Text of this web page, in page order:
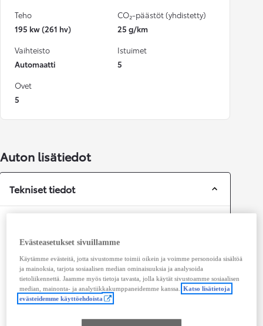
Teho
195 kw (261 hv)
CO₂-päästöt (yhdistetty)
25 g/km
Vaihteisto
Automaatti
Istuimet
5
Ovet
5
Auton lisätiedot
Tekniset tiedot
Ovet
Istuimet
5
Tavaratilan tilavuus
540
Evästeasetukset sivuillamme
Käytämme evästeitä, jotta sivustomme toimii oikein ja voimme personoida sisältöä
ja mainoksia, tarjota sosiaalisen median ominaisuuksia ja analysoida
tietoliikennettä. Jaamme myös tietoja tavasta, jolla käytät sivustoamme sosiaalisen
median, mainonta- ja analytiikkakumppaneidemme kanssa. Katso lisätietoja
evästeidemme käyttöehdoista